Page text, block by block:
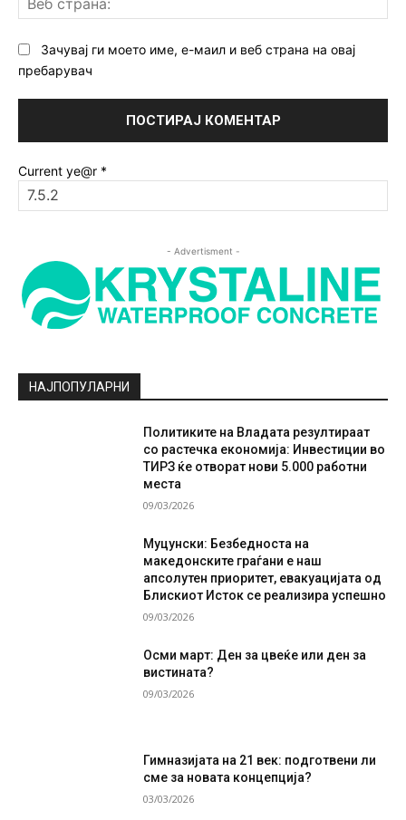
Зачувај ги моето име, е-маил и веб страна на овај
пребарувач
Current ye@r *
- Advertisment -
НАЈПОПУЛАРНИ
Политиките на Владата резултираат
со растечка економија: Инвестиции во
ТИРЗ ќе отворат нови 5.000 работни
места
09/03/2026
Муцунски: Безбедноста на
македонските граѓани е наш
апсолутен приоритет, евакуацијата од
Блискиот Исток се реализира успешно
09/03/2026
Осми март: Ден за цвеќе или ден за
вистината?
09/03/2026
Гимназијата на 21 век: подготвени ли
сме за новата концепција?
03/03/2026